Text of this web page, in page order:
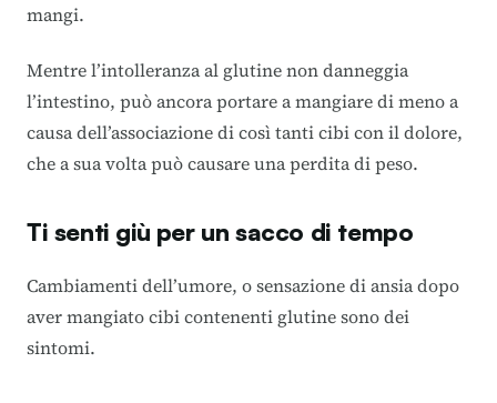
mangi.
Mentre l’intolleranza al glutine non danneggia
l’intestino, può ancora portare a mangiare di meno a
causa dell’associazione di così tanti cibi con il dolore,
che a sua volta può causare una perdita di peso.
Ti senti giù per un sacco di tempo
Cambiamenti dell’umore, o sensazione di ansia dopo
aver mangiato cibi contenenti glutine sono dei
sintomi.